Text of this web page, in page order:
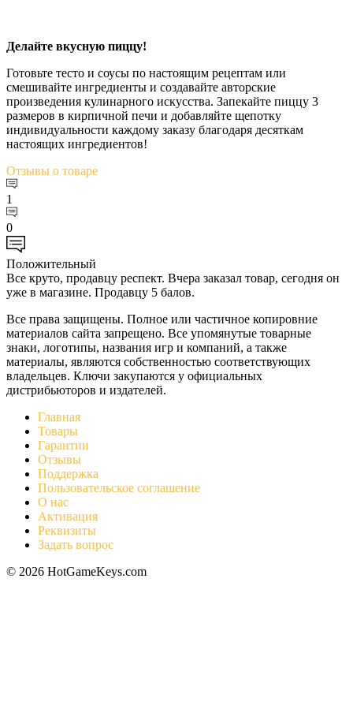
Делайте вкусную пиццу!
Готовьте тесто и соусы по настоящим рецептам или
смешивайте ингредиенты и создавайте авторские
произведения кулинарного искусства. Запекайте пиццу 3
размеров в кирпичной печи и добавляйте щепотку
индивидуальности каждому заказу благодаря десяткам
настоящих ингредиентов!
Отзывы о товаре
1
0
Положительный
Все круто, продавцу респект. Вчера заказал товар, сегодня он
уже в магазине. Продавцу 5 балов.
Все права защищены. Полное или частичное копировние
материалов сайта запрещено. Все упомянутые товарные
знаки, логотипы, названия игр и компаний, а также
материалы, являются собственностью соответствующих
владельцев. Ключи закупаются у официальных
дистрибьюторов и издателей.
Главная
Товары
Гарантии
Отзывы
Поддержка
Пользовательское соглашение
О нас
Активация
Реквизиты
Задать вопрос
© 2026 HotGameKeys.com